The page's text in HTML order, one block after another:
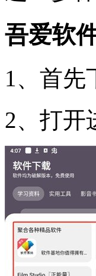
吾爱软
1、首先
2、打开